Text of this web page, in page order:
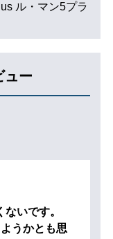
ル・マン5プラ
ュー
いです。
うかとも思